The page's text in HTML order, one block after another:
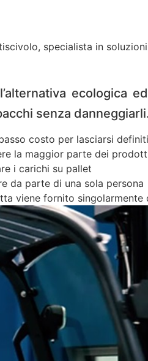
specialista in
ecologica
senza
costo per lasciarsi
la maggior parte dei
i carichi su pallet
da parte di una sola persona
viene fornito